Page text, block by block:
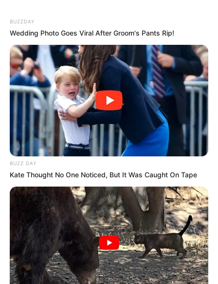
BUZZDAY
Wedding Photo Goes Viral After Groom's Pants Rip!
BUZZ DAY
Kate Thought No One Noticed, But It Was Caught On Tape